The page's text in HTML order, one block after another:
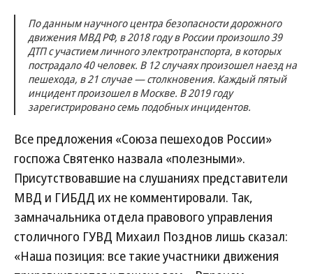
По данным научного центра безопасности дорожного
движения МВД РФ, в 2018 году в России произошло 39
ДТП с участием личного электротранспорта, в которых
пострадало 40 человек. В 12 случаях произошел наезд на
пешехода, в 21 случае — столкновения. Каждый пятый
инцидент произошел в Москве. В 2019 году
зарегистрировано семь подобных инцидентов.
Все предложения «Союза пешеходов России»
госпожа Святенко назвала «полезными».
Присутствовавшие на слушаниях представители
МВД и ГИБДД их не комментировали. Так,
замначальника отдела правового управления
столичного ГУВД Михаил Позднов лишь сказал:
«Наша позиция: все такие участники движения